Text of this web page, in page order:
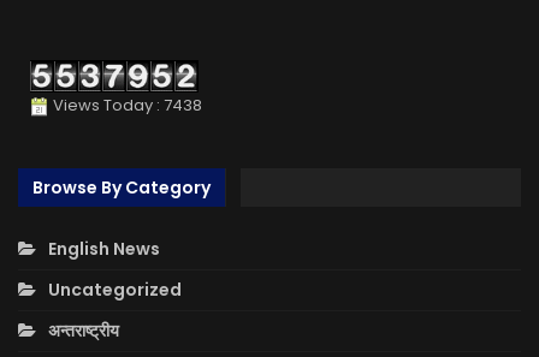
Views Today : 7438
Browse By Category
English News
Uncategorized
अन्तराष्ट्रीय